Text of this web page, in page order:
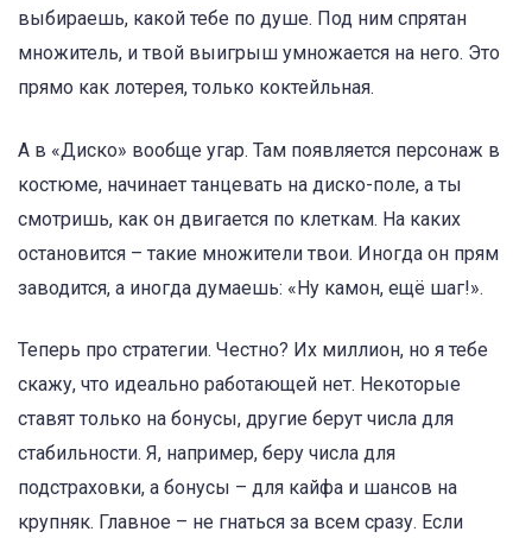
выбираешь, какой тебе по душе. Под ним спрятан
множитель, и твой выигрыш умножается на него. Это
прямо как лотерея, только коктейльная.
А в «Диско» вообще угар. Там появляется персонаж в
костюме, начинает танцевать на диско-поле, а ты
смотришь, как он двигается по клеткам. На каких
остановится – такие множители твои. Иногда он прям
заводится, а иногда думаешь: «Ну камон, ещё шаг!».
Теперь про стратегии. Честно? Их миллион, но я тебе
скажу, что идеально работающей нет. Некоторые
ставят только на бонусы, другие берут числа для
стабильности. Я, например, беру числа для
подстраховки, а бонусы – для кайфа и шансов на
крупняк. Главное – не гнаться за всем сразу. Если